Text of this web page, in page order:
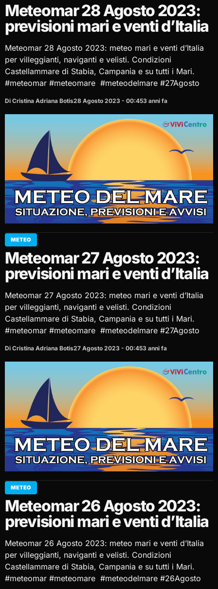
Meteomar 28 Agosto 2023:
previsioni mari e venti d’Italia
Meteomar 28 Agosto 2023: meteo mari e venti d’Italia
per villeggianti, naviganti e velisti. Condizioni
Castellammare di Stabia, Campania e su tutti i Mari.
#meteomar #meteomare #meteodelmare #27Agosto
Di Cristina Adriana Botis28 Agosto 2023 - 00:453 anni fa
METEO
Meteomar 27 Agosto 2023:
previsioni mari e venti d’Italia
Meteomar 27 Agosto 2023: meteo mari e venti d’Italia
per villeggianti, naviganti e velisti. Condizioni
Castellammare di Stabia, Campania e su tutti i Mari.
#meteomar #meteomare #meteodelmare #27Agosto
Di Cristina Adriana Botis27 Agosto 2023 - 00:453 anni fa
METEO
Meteomar 26 Agosto 2023:
previsioni mari e venti d’Italia
Meteomar 26 Agosto 2023: meteo mari e venti d’Italia
per villeggianti, naviganti e velisti. Condizioni
Castellammare di Stabia, Campania e su tutti i Mari.
#meteomar #meteomare #meteodelmare #26Agosto